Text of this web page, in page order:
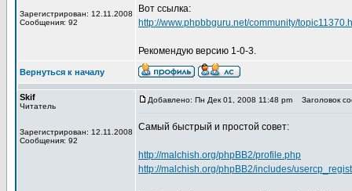
Зарегистрирован: 12.11.2008
Сообщения: 92
Вот ссылка:
http://www.phpbbguru.net/community/
Рекомендую версию 1-0-3.
Вернуться к началу
Skif
Читатель
Зарегистрирован: 12.11.2008
Сообщения: 92
Добавлено: Пн Дек 01, 2008 11:48 pm Заголовок
Самый быстрый и простой совет:
http://malchish.org/phpBB2/profile.php
http://malchish.org/phpBB2/includes/